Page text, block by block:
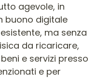
agevole, in
buono digitale
ma senza
da ricaricare,
e servizi presso
e per